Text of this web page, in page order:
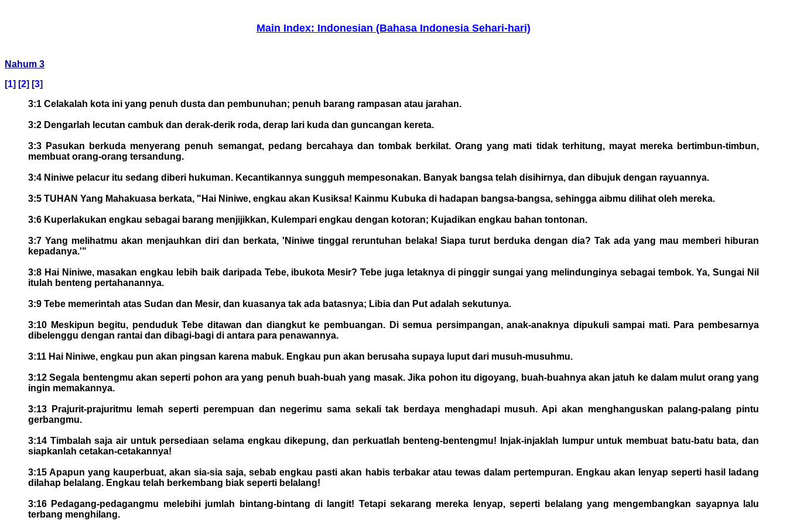
Main Index: Indonesian (Bahasa Indonesia Sehari-hari)
Nahum 3
[1] [2] [3]
3:1 Celakalah kota ini yang penuh dusta dan pembunuhan; penuh barang rampasan atau jarahan.
3:2 Dengarlah lecutan cambuk dan derak-derik roda, derap lari kuda dan guncangan kereta.
3:3 Pasukan berkuda menyerang penuh semangat, pedang bercahaya dan tombak berkilat. Orang yang mati tidak terhitung, mayat mereka bertimbun-timbun,
membuat orang-orang tersandung.
3:4 Niniwe pelacur itu sedang diberi hukuman. Kecantikannya sungguh mempesonakan. Banyak bangsa telah disihirnya, dan dibujuk dengan rayuannya.
3:5 TUHAN Yang Mahakuasa berkata, "Hai Niniwe, engkau akan Kusiksa! Kainmu Kubuka di hadapan bangsa-bangsa, sehingga aibmu dilihat oleh mereka.
3:6 Kuperlakukan engkau sebagai barang menjijikkan, Kulempari engkau dengan kotoran; Kujadikan engkau bahan tontonan.
3:7 Yang melihatmu akan menjauhkan diri dan berkata, 'Niniwe tinggal reruntuhan belaka! Siapa turut berduka dengan dia? Tak ada yang mau memberi hiburan
kepadanya.'"
3:8 Hai Niniwe, masakan engkau lebih baik daripada Tebe, ibukota Mesir? Tebe juga letaknya di pinggir sungai yang melindunginya sebagai tembok. Ya, Sungai Nil
itulah benteng pertahanannya.
3:9 Tebe memerintah atas Sudan dan Mesir, dan kuasanya tak ada batasnya; Libia dan Put adalah sekutunya.
3:10 Meskipun begitu, penduduk Tebe ditawan dan diangkut ke pembuangan. Di semua persimpangan, anak-anaknya dipukuli sampai mati. Para pembesarnya
dibelenggu dengan rantai dan dibagi-bagi di antara para penawannya.
3:11 Hai Niniwe, engkau pun akan pingsan karena mabuk. Engkau pun akan berusaha supaya luput dari musuh-musuhmu.
3:12 Segala bentengmu akan seperti pohon ara yang penuh buah-buah yang masak. Jika pohon itu digoyang, buah-buahnya akan jatuh ke dalam mulut orang yang
ingin memakannya.
3:13 Prajurit-prajuritmu lemah seperti perempuan dan negerimu sama sekali tak berdaya menghadapi musuh. Api akan menghanguskan palang-palang pintu
gerbangmu.
3:14 Timbalah saja air untuk persediaan selama engkau dikepung, dan perkuatlah benteng-bentengmu! Injak-injaklah lumpur untuk membuat batu-batu bata, dan
siapkanlah cetakan-cetakannya!
3:15 Apapun yang kauperbuat, akan sia-sia saja, sebab engkau pasti akan habis terbakar atau tewas dalam pertempuran. Engkau akan lenyap seperti hasil ladang
dilahap belalang. Engkau telah berkembang biak seperti belalang!
3:16 Pedagang-pedagangmu melebihi jumlah bintang-bintang di langit! Tetapi sekarang mereka lenyap, seperti belalang yang mengembangkan sayapnya lalu
terbang menghilang.